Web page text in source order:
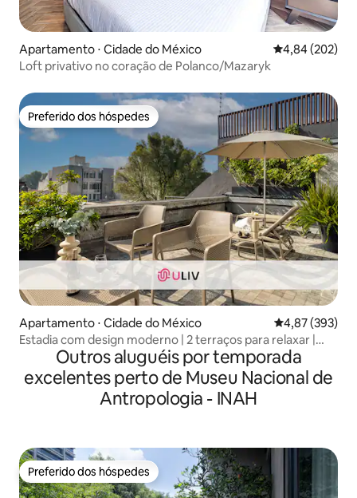
Apartamento ⋅ Cidade do México 4,84 de uma
4,84 (202)
Loft privativo no coração de Polanco/Mazaryk
Preferido dos hóspedes
Preferido dos hóspedes
Apartamento ⋅ Cidade do México 4,87 de uma
4,87 (393)
Estadia com design moderno | 2 terraços para relaxar |
Área privilegiada
Outros aluguéis por temporada
excelentes perto de Museu Nacional de
Antropologia - INAH
Preferido dos hóspedes
Preferido dos hóspedes